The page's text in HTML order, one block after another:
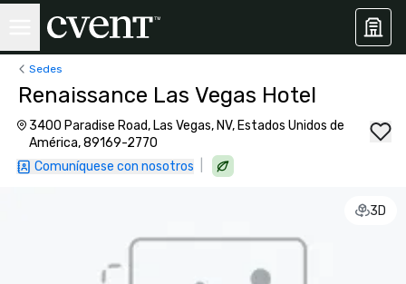
Sedes
Renaissance Las Vegas Hotel
3400 Paradise Road, Las Vegas, NV, Estados Unidos de
América, 89169-2770
Comuníquese con nosotros
3D